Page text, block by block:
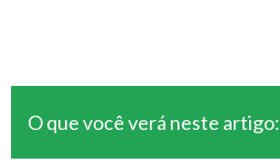
O que você verá neste artigo: